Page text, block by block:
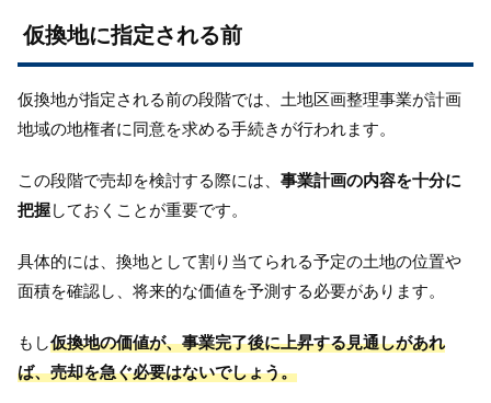
仮換地に指定される前
仮換地が指定される前の段階では、土地区画整理事業が計画
地域の地権者に同意を求める手続きが行われます。
この段階で売却を検討する際には、 事業計画の内容を十分に
把握しておくことが重要です。
具体的には、換地として割り当てられる予定の土地の位置や
面積を確認し、将来的な価値を予測する必要があります。
もし仮換地の価値が、事業完了後に上昇する見通しがあれ
ば、売却を急ぐ必要はないでしょう。